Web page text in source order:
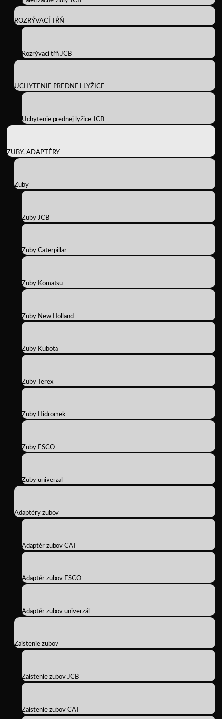
ROZRÝVACÍ TŔŇ
Rozrývací tŕň JCB
UCHYTENIE PREDNEJ LYŽICE
Uchytenie prednej lyžice JCB
ZUBY, ADAPTÉRY
Zuby
Zuby JCB
Zuby Caterpillar
Zuby Komatsu
Zuby New Holland
Zuby Kubota
Zuby Terex
Zuby Hidromek
Zuby ESCO
Zuby univerzal
Adaptéry zubov
Adaptér zubov CAT
Adaptér zubov ESCO
Adaptér zubov univerzál
Zaistenie zubov
Zaistenie zubov JCB
Zaistenie zubov CAT